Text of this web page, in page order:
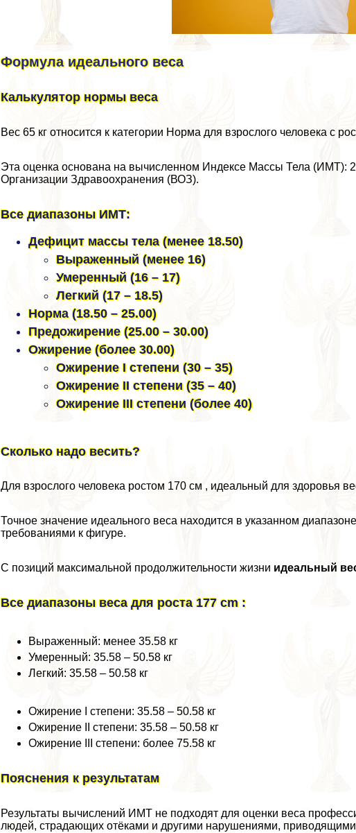
Формула идеального веса
Калькулятор нормы веса
Вес 65 кг относится к категории Норма для взрослого человека с
Эта оценка основана на вычисленном Индексе Массы Тела (ИМТ):
Организации Здравоохранения (ВОЗ).
Все диапазоны ИМТ:
Дефицит массы тела (менее 18.50)
Выраженный (менее 16)
Умеренный (16 – 17)
Легкий (17 – 18.5)
Норма (18.50 – 25.00)
Предожирение (25.00 – 30.00)
Ожирение (более 30.00)
Ожирение I степени (30 – 35)
Ожирение II степени (35 – 40)
Ожирение III степени (более 40)
Сколько надо весить?
Для взрослого человека ростом 170 см , идеальный для здоровья
Точное значение идеального веса находится в указанном
требованиями к фигуре.
С позиций максимальной продолжительности жизни идеальный
Все диапазоны веса для роста 177 cm :
Выраженный: менее 35.58 кг
Умеренный: 35.58 – 50.58 кг
Легкий: 35.58 – 50.58 кг
Ожирение I степени: 35.58 – 50.58 кг
Ожирение II степени: 35.58 – 50.58 кг
Ожирение III степени: более 75.58 кг
Пояснения к результатам
Результаты вычислений ИМТ не подходят для оценки веса
людей, страдающих отёками и другими нарушениями,